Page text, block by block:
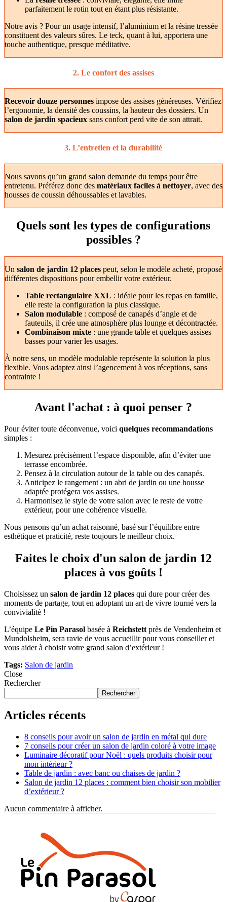
parfaitement le rotin tout en étant plus résistante.
Notre avis ? Pour un usage intensif, l’aluminium et la résine tressée
constituent des valeurs sûres. Le teck, quant à lui, apportera une
touche authentique, presque méditative.
2. Le confort des assises
Recevoir douze personnes impose des assises généreuses. Vérifiez
l’ergonomie, la densité des coussins, la hauteur des dossiers. Un
salon de jardin spacieux sans confort perd vite de son attrait.
3. L’entretien et la durabilité
Nous savons qu’un grand salon demande du temps pour être
entretenu. Préférez donc des matériaux faciles à nettoyer, avec des
housses de coussin déhoussables et lavables.
Quels sont les types de configurations
possibles ?
Un salon de jardin 12 places peut, selon le modèle acheté, proposé
différentes dispositions pour embellir votre extérieur.
Table rectangulaire XXL : idéale pour les repas en famille,
elle reste la configuration la plus classique.
Salon modulable : composé de canapés d’angle et de
fauteuils, il crée une atmosphère plus lounge et décontractée.
Combinaison mixte : une grande table et quelques assises
basses pour varier les usages.
À notre sens, un modèle modulable représente la solution la plus
flexible. Vous adaptez ainsi l’agencement à vos réceptions, sans
contrainte !
Avant l'achat : à quoi penser ?
Pour éviter toute déconvenue, voici quelques recommandations
simples :
Mesurez précisément l’espace disponible, afin d’éviter une
terrasse encombrée.
Pensez à la circulation autour de la table ou des canapés.
Anticipez le rangement : un abri de jardin ou une housse
adaptée protégera vos assises.
Harmonisez le style de votre salon avec le reste de votre
extérieur, pour une cohérence visuelle.
Nous pensons qu’un achat raisonné, basé sur l’équilibre entre
esthétique et praticité, reste toujours le meilleur choix.
Faites le choix d'un salon de jardin 12
places à vos goûts !
Choisissez un salon de jardin 12 places qui dure pour créer des
moments de partage, tout en adoptant un art de vivre tourné vers la
convivialité !
L’équipe Le Pin Parasol basée à Reichstett près de Vendenheim et
Mundolsheim, sera ravie de vous accueillir pour vous conseiller et
vous aider à choisir votre grand salon d’extérieur !
Tags: Salon de jardin
Close
Rechercher
Rechercher
Articles récents
8 conseils pour avoir un salon de jardin en métal qui dure
7 conseils pour créer un salon de jardin coloré à votre image
Luminaire décoratif pour Noël : quels produits choisir pour
mon intérieur ?
Table de jardin : avec banc ou chaises de jardin ?
Salon de jardin 12 places : comment bien choisir son mobilier
d’extérieur ?
Aucun commentaire à afficher.